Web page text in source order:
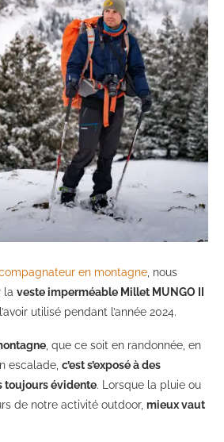
en montagne , nous
la veste imperméable Millet MUNGO II
utilisé pendant l’année 2024.
, que ce soit en randonnée, en
escalade, c’est s’exposé à des
toujours évidente. Lorsque la pluie ou
de notre activité outdoor, mieux vaut